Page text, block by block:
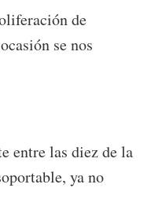
de
se nos
entre las diez de la
ya no